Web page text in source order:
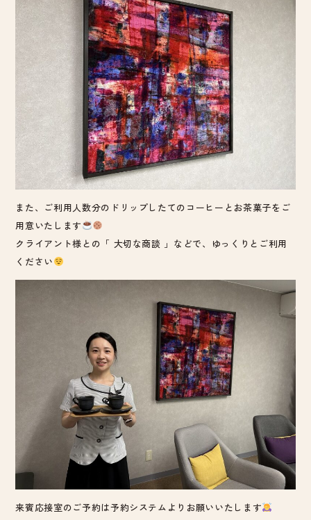
また、ご利用人数分のドリップしたてのコーヒーとお茶菓子をご
用意いたします
クライアント様との「 大切な商談 」などで、ゆっくりとご利用
ください
来賓応接室のご予約は予約システムよりお願いいたします